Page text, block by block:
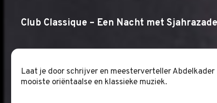
Club Classique – Een Nacht met Sjahrazade
Laat je door schrijver en meesterverteller
mooiste oriëntaalse en klassieke muziek.